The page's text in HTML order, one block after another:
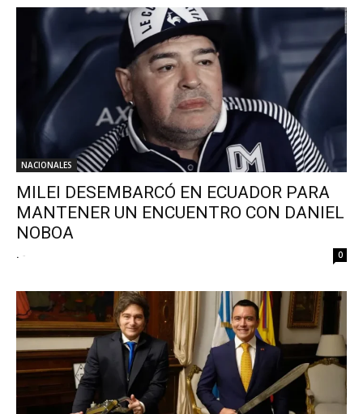
NACIONALES
MILEI DESEMBARCÓ EN ECUADOR PARA
MANTENER UN ENCUENTRO CON DANIEL
NOBOA
. - 0